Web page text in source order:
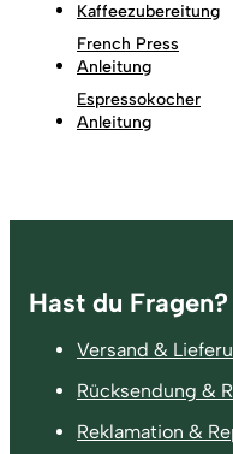
Kaffeezubereitung
French Press
Anleitung
Espressokocher
Anleitung
Fußzeile
Hast du Fragen?
Versand &
Rücksendung &
Reklamation &